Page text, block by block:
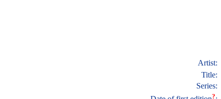
Artist:
Title:
Series:
?